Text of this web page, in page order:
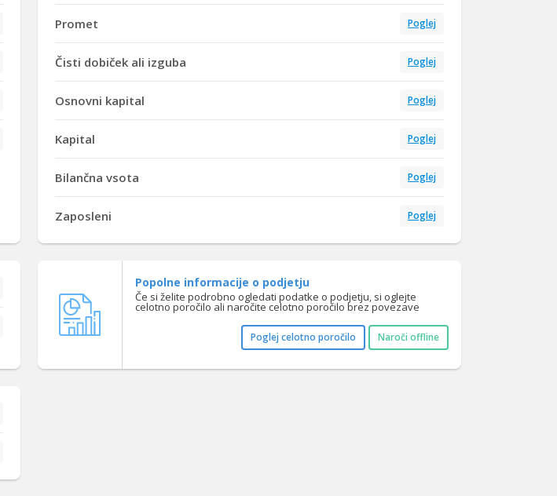
Promet Poglej
Čisti dobiček ali izguba Poglej
Osnovni kapital Poglej
Kapital Poglej
Bilančna vsota Poglej
Zaposleni Poglej
Popolne informacije o podjetju
Če si želite podrobno ogledati podatke o podjetju, si oglejte
celotno poročilo ali naročite celotno poročilo brez povezave
Poglej celotno poročilo Naroči offline